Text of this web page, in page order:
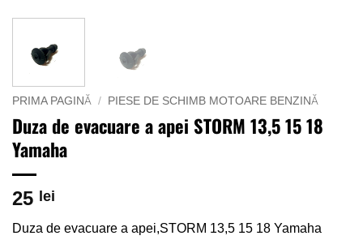
PRIMA PAGINĂ / PIESE DE SCHIMB MOTOARE BENZINĂ
Duza de evacuare a apei STORM 13,5 15 18
Yamaha
25 lei
Duza de evacuare a apei,STORM 13,5 15 18 Yamaha